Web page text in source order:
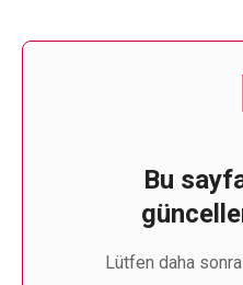
Bu
Lütfen daha